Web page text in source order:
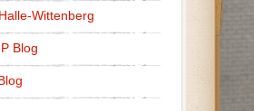
Wittenberg
Blog